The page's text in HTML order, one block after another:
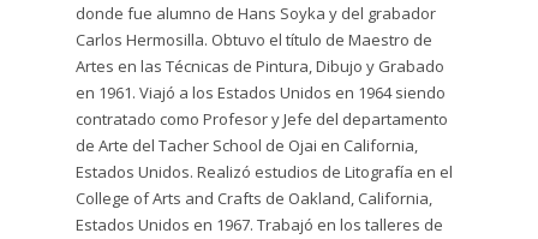
Técnica
Mixta
donde fue alumno de Hans Soyka y del grabador
Carlos Hermosilla. Obtuvo el título de Maestro de
Artes en las Técnicas de Pintura, Dibujo y Grabado
en 1961. Viajó a los Estados Unidos en 1964 siendo
contratado como Profesor y Jefe del departamento
de Arte del Tacher School de Ojai en California,
Estados Unidos. Realizó estudios de Litografía en el
College of Arts and Crafts de Oakland, California,
Estados Unidos en 1967. Trabajó en los talleres de